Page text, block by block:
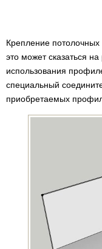
Крепление потолочных
это может сказаться
использования
специальный
приобретаемых